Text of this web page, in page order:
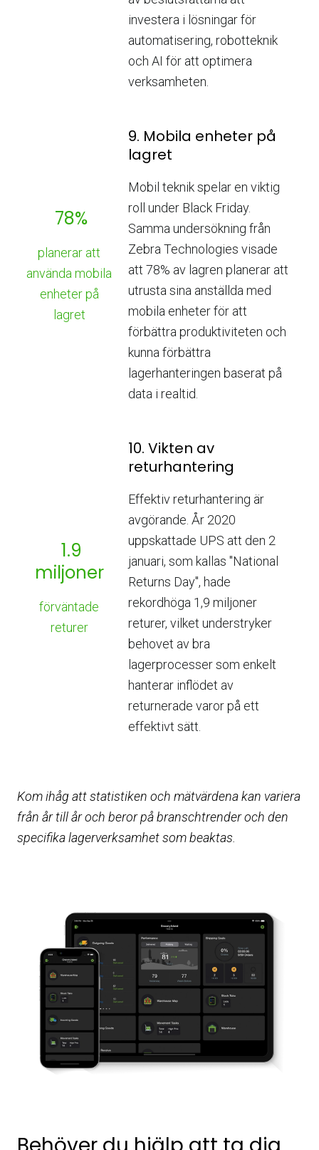
investera i lösningar för
automatisering, robotteknik
och AI för att optimera
verksamheten.
78%
planerar att
använda mobila
enheter på
lagret
9. Mobila enheter på
lagret
Mobil teknik spelar en viktig
roll under Black Friday.
Samma undersökning från
Zebra Technologies visade
att 78% av lagren planerar att
utrusta sina anställda med
mobila enheter för att
förbättra produktiviteten och
kunna förbättra
lagerhanteringen baserat på
data i realtid.
1.9
miljoner
förväntade
returer
10. Vikten av
returhantering
Effektiv returhantering är
avgörande. År 2020
uppskattade UPS att den 2
januari, som kallas "National
Returns Day", hade
rekordhöga 1,9 miljoner
returer, vilket understryker
behovet av bra
lagerprocesser som enkelt
hanterar inflödet av
returnerade varor på ett
effektivt sätt.
Kom ihåg att statistiken och mätvärdena kan variera
från år till år och beror på branschtrender och den
specifika lagerverksamhet som beaktas.